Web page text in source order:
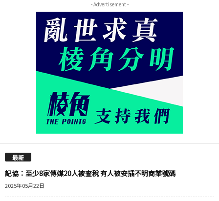
- Advertisement -
最新
記協：至少8家傳媒20人被查稅 有人被安插不明商業號碼
2025年05月22日